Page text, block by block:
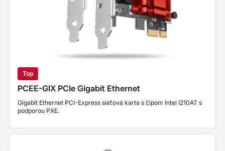
Top
PCEE-GIX PCIe Gigabit Ethernet
Gigabit Ethernet PCI-Express sieťová karta s čipom Intel I210AT s
podporou PXE.